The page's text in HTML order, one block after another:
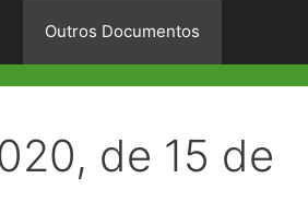
Outros Documentos
de 15 de